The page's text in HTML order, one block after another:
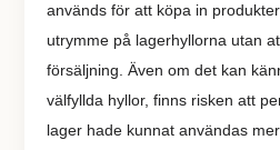
används för att köpa in
utrymme på lagerhyllorna utan
försäljning. Även om det kan
välfyllda hyllor, finns risken att
lager hade kunnat användas